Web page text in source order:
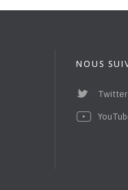
NOUS
Twitter